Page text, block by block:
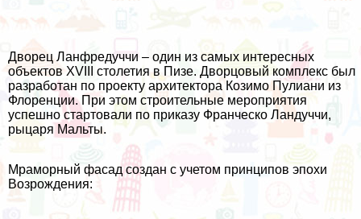
Дворец Ланфредуччи – один из самых интересных
объектов XVIII столетия в Пизе. Дворцовый комплекс был
разработан по проекту архитектора Козимо Пулиани из
Флоренции. При этом строительные мероприятия
успешно стартовали по приказу Франческо Ландуччи,
рыцаря Мальты.
Мраморный фасад создан с учетом принципов эпохи
Возрождения: